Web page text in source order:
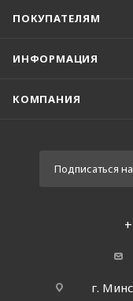
ПОКУПАТЕЛЯМ
ИНФОРМАЦИЯ
КОМПАНИЯ
Подписаться
г.